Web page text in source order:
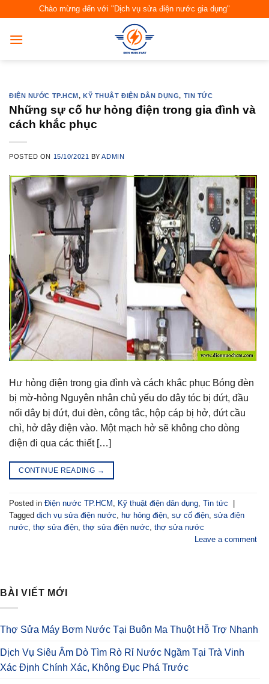
content
Chào mừng đến với "Dịch vụ sửa điện nước gia dụng"
ĐIỆN NƯỚC TP.HCM,KỸ THUẬT ĐIỆN DÂN DỤNG, TIN TỨC
Những sự cố hư hỏng điện trong gia đình và
cách khắc phục
POSTED ON 15/10/2021 BYADMIN
Hư hỏng điện trong gia đình và cách khắc phục Bóng đèn
bị mờ-hỏng Nguyên nhân chủ yếu do dây tóc bị đứt, đầu
nối dây bị đứt, đui đèn, công tắc, hộp cáp bị hở, đứt cầu
chì, hở dây điện vào. Một mạch hở sẽ không cho dòng
điện đi qua các thiết […]
CONTINUE READING →
Posted in Điện nước TP.HCM Kỹ thuật điện dân dụng Tin tức
|
Tagged dịch vụ sửa điện nước hư hỏng điện sự cố điện sửa điện
nước thợ sửa điện thợ sửa điện nước thợ sửa nước
Leave a comment
BÀI VIẾT MỚI
Thợ Sửa Máy Bơm Nước Tại Buôn Ma Thuột Hỗ Trợ Nhanh
Dịch Vụ Siêu Âm Dò Tìm Rò Rỉ Nước Ngầm Tại Trà Vinh
Xác Định Chính Xác, Không Đục Phá Trước